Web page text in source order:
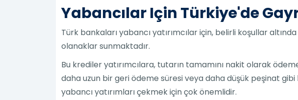
Yabancılar Için Türkiye'de
Türk bankaları yabancı yatırımcılar için, belirli koşullar
olanaklar sunmaktadır.
Bu krediler yatırımcılara, tutarın tamamını nakit olarak
daha uzun bir geri ödeme süresi veya daha düşük peşinat
yabancı yatırımları çekmek için çok önemlidir.